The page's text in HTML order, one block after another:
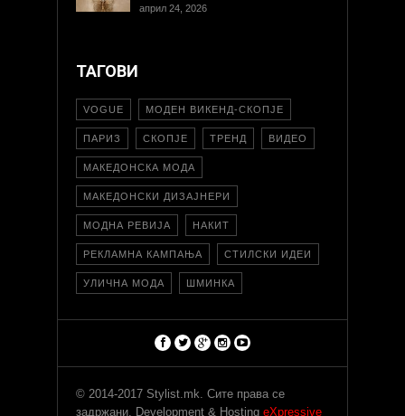
април 24, 2026
ТАГОВИ
VOGUE МОДЕН ВИКЕНД-СКОПЈЕ
ПАРИЗ СКОПЈЕ ТРЕНД ВИДЕО
МАКЕДОНСКА МОДА
МАКЕДОНСКИ ДИЗАЈНЕРИ
МОДНА РЕВИЈА НАКИТ
РЕКЛАМНА КАМПАЊА СТИЛСКИ ИДЕИ
УЛИЧНА МОДА ШМИНКА
© 2014-2017 Stylist.mk. Сите права се
задржани. Development & Hosting eXpressive